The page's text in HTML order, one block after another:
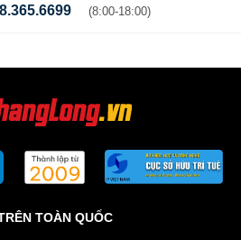
(8:00-18:00)
TOÀN QUỐC